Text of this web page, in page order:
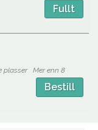
Fullt
Mer enn 8
Bestill